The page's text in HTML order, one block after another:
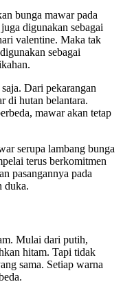
bunga mawar pada
digunakan sebagai
valentine. Maka tak
sebagai
Dari pekarangan
di hutan belantara.
mawar akan tetap
serupa lambang bunga
terus berkomitmen
pasangannya pada
duka.
Mulai dari putih,
hitam. Tapi tidak
sama. Setiap warna